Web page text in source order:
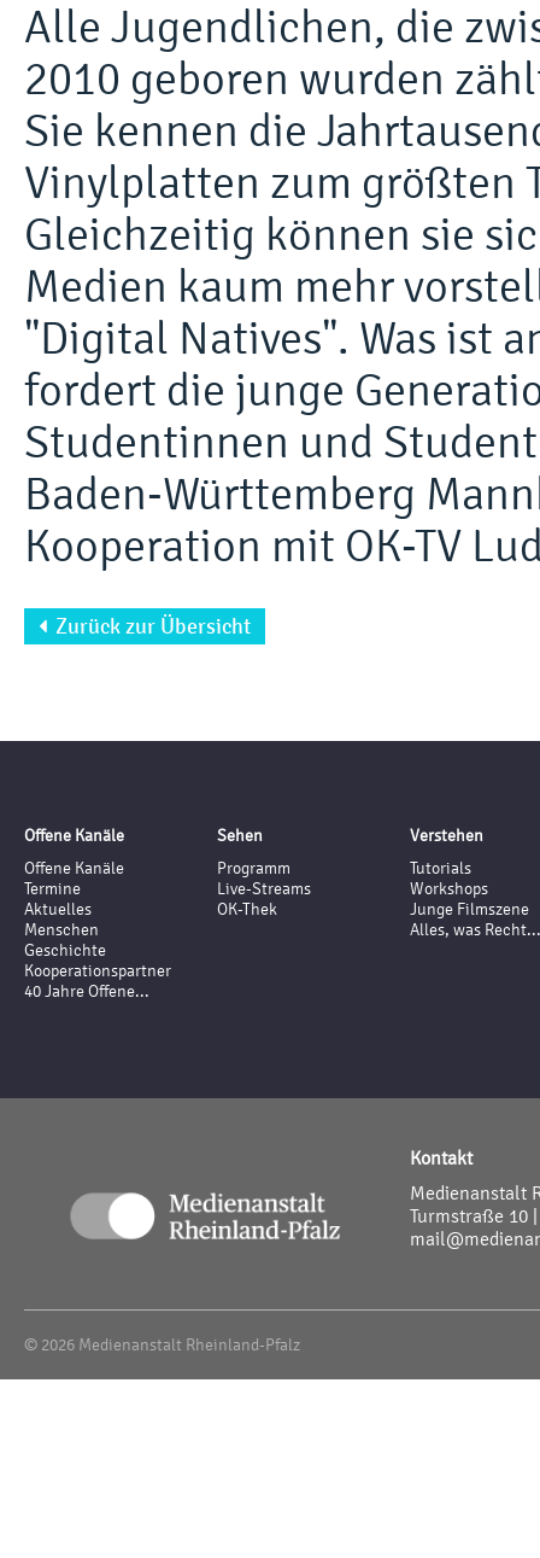
Alle Jugendlichen, die
2010 geboren wurden
Sie kennen die
Vinylplatten zum größten
Gleichzeitig können sie
Medien kaum mehr
"Digital Natives". Was ist
fordert die junge
Studentinnen und
Baden-Württemberg
Kooperation mit OK-TV
Zurück zur Übersicht
Offene Kanäle
Offene Kanäle
Termine
Aktuelles
Menschen
Geschichte
Kooperationspartner
40 Jahre Offene...
Sehen
Programm
Live-Streams
OK-Thek
Verstehen
Tutorials
Workshops
Junge Filmszene
Alles, was Recht...
Kontakt
Medienanstalt
Turmstraße 10
© 2026 Medienanstalt Rheinland-Pfalz